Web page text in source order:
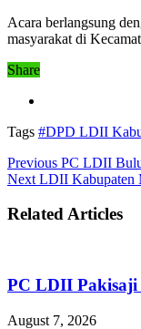
Acara berlangsung
masyarakat di
Share
Tags #DPD LDII
Previous PC LDII
Next LDII Kabupaten
Related Articles
PC LDII Pakisaji
August 7, 2026